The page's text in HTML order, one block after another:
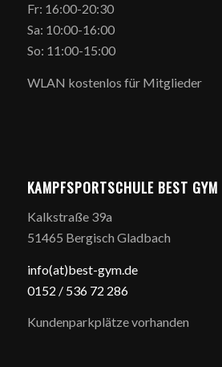
Fr: 16:00-20:30
Sa: 10:00-16:00
So: 11:00-15:00
WLAN kostenlos für Mitglieder
KAMPFSPORTSCHULE BEST GYM
Kalkstraße 39a
51465 Bergisch Gladbach
info(at)best-gym.de
0152 / 536 72 286
Kundenparkplätze vorhanden